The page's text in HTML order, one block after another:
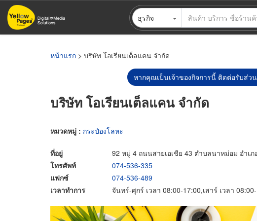
ข้าม
ไป
ธุรกิจ
หน้าแรก > บริษัท โอเรียนเต็ลแคน จำกัด
หากคุณเป็นเจ้าของกิจการนี้ ติดต่อรับส่ว
บริษัท โอเรียนเต็ลแคน จำกัด
หมวดหมู่ : กระป๋องโลหะ
ที่อยู่
92 หมู่ 4 ถนนสายเอเชีย 43 ตำบลนาหม่อม อำเ
โทรศัพท์
074-536-335
แฟกซ์
074-536-489
เวลาทำการ
จันทร์-ศุกร์ เวลา 08:00-17:00,เสาร์ เวลา